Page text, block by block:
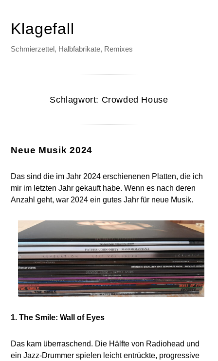
Klagefall
Schmierzettel, Halbfabrikate, Remixes
Schlagwort: Crowded House
Neue Musik 2024
Das sind die im Jahr 2024 erschienenen Platten, die ich
mir im letzten Jahr gekauft habe. Wenn es nach deren
Anzahl geht, war 2024 ein gutes Jahr für neue Musik.
1. The Smile: Wall of Eyes
Das kam überraschend. Die Hälfte von Radiohead und
ein Jazz-Drummer spielen leicht entrückte, progressive